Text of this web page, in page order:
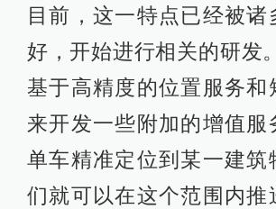
目前，这一特点已经被诸
好，开始进行相关的研发
基于高精度的位置服务和
来开发一些附加的增值服
单车精准定位到某一建筑
们就可以在这个范围内推